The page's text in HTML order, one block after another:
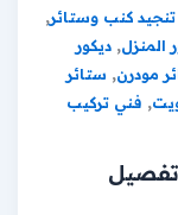
كنب وستائر,
, ديكور
مودرن,ستائر
,فني تركيب